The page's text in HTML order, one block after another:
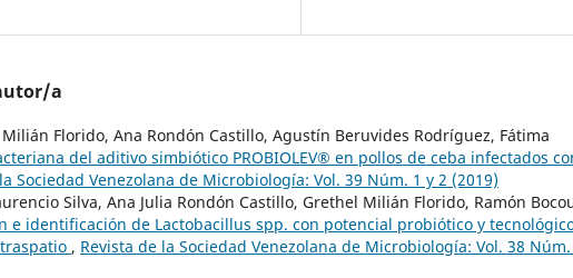
a
Florido, Ana Rondón Castillo, Agustín Beruvides Rodríguez, Fátima
del aditivo simbiótico PROBIOLEV® en pollos de ceba infectados
Sociedad Venezolana de Microbiología: Vol. 39 Núm. 1 y 2 (2019)
Silva, Ana Julia Rondón Castillo, Grethel Milián Florido, Ramón
e identificación de Lactobacillus spp. con potencial probiótico y
, Revista de la Sociedad Venezolana de Microbiología: Vol. 38 Núm.